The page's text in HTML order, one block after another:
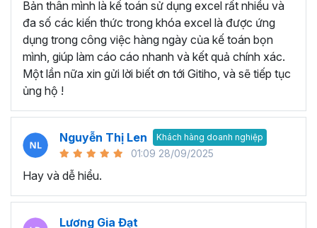
Tạo và quản lý Macro trong Excel.
Gán Macro vào các nút hoặc các đối tượng khác để
kích hoạt chúng.
Thành thạo viết code với đối tượng Range, Cell:
Đối tượng Range và cách thao tác với dữ liệu trong
các ô Excel.
Thành thạo viết mã để thực hiện các thao tác như
đọc, ghi dữ liệu, định dạng ô.
Thành thạo viết code cho Workbook, Worksheet:
Biết cách tương tác với Workbook và Worksheet.
Viết mã để mở, đóng, lưu trữ Workbook và thực hiện
Bản thân mình là kế toán sử dụng excel rất nhiều và
đa số các kiến thức trong khóa excel là được ứng
dụng trong công việc hàng ngày của kế toán bọn
mình, giúp làm cáo cáo nhanh và kết quả chính xác.
Một lần nữa xin gửi lời biết ơn tới Gitiho, và sẽ tiếp tục
ủng hộ !
Nguyễn Thị Len Khách hàng doanh nghiệp
01:09 28/09/2025
Hay và dễ hiểu.
Lương Gia Đạt